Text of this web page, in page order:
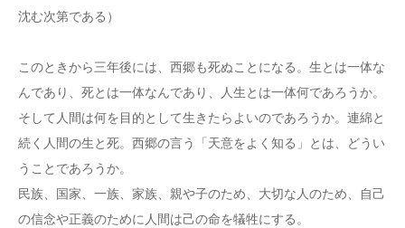
沈む次第である）
このときから三年後には、西郷も死ぬことになる。生とは一体な
んであり、死とは一体なんであり、人生とは一体何であろうか。
そして人間は何を目的として生きたらよいのであろうか。連綿と
続く人間の生と死。西郷の言う「天意をよく知る」とは、どうい
うことであろうか。
民族、国家、一族、家族、親や子のため、大切な人のため、自己
の信念や正義のために人間は己の命を犠牲にする。